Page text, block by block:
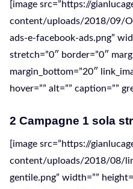
[image src=”https://
content/uploads/2018/09/
ads-e-facebook-ads.png”
stretch=”0″ border=”0″
margin_bottom=”20″
hover=”” alt=”” caption=””
2 Campagne 1 sola
[image src=”https://
content/uploads/2018/08/
gentile.png” width=””